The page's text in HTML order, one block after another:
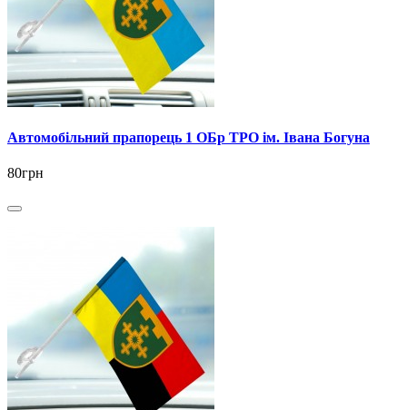
Автомобільний прапорець 1 ОБр ТРО ім. Івана Богуна
80грн